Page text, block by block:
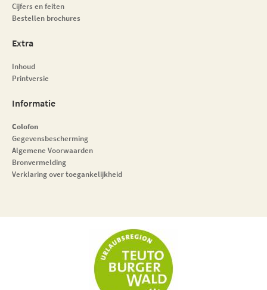
Cijfers en feiten
Bestellen brochures
Extra
Inhoud
Printversie
Informatie
Colofon
Gegevensbescherming
Algemene Voorwaarden
Bronvermelding
Verklaring over toegankelijkheid